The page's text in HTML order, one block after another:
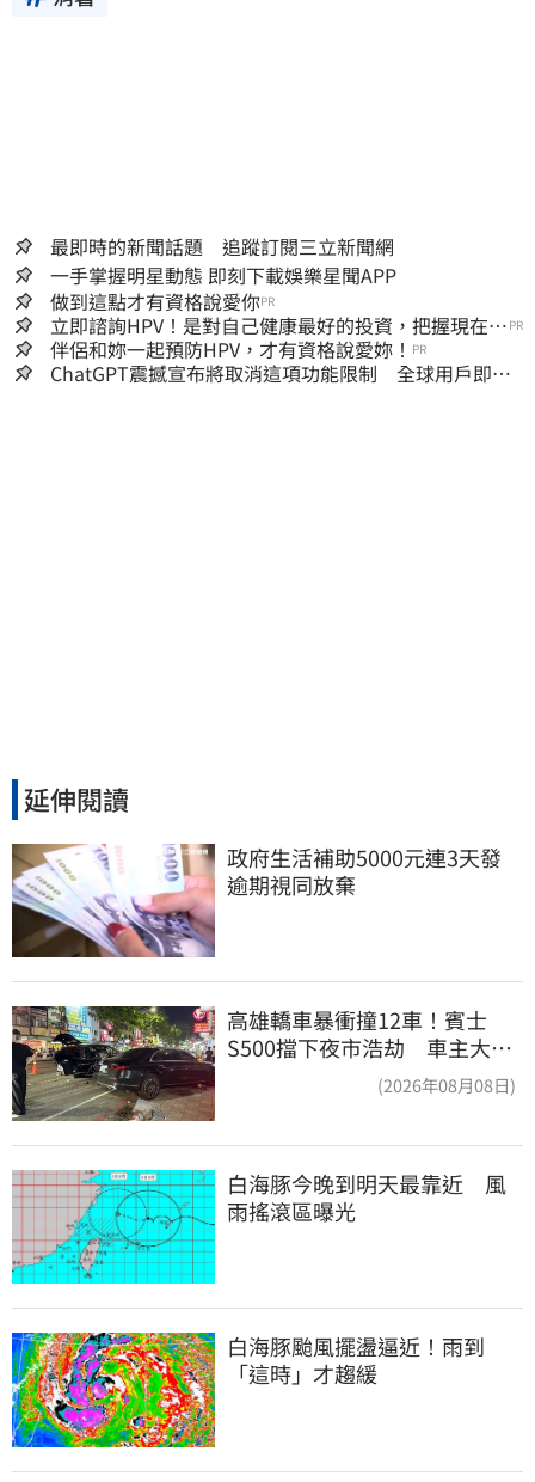
最即時的新聞話題 追蹤訂閱三立新聞網
一手掌握明星動態 即刻下載娛樂星聞APP
做到這點才有資格說愛你PR
立即諮詢HPV！是對自己健康最好的投資，把握現在不
嫌晚！
PR
伴侶和妳一起預防HPV，才有資格說愛妳！ PR
ChatGPT震撼宣布將取消這項功能限制 全球用戶即刻
延伸閱讀
政府生活補助5000元連3天發
逾期視同放棄
高雄轎車暴衝撞12車！賓士
S500擋下夜市浩劫 車主大
(2026年08月08日)
白海豚今晚到明天最靠近　風
雨搖滾區曝光
白海豚颱風擺盪逼近！雨到
「這時」才趨緩